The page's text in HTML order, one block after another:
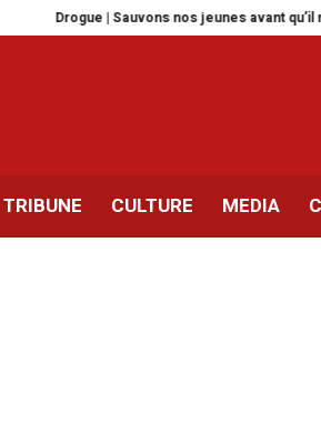
Drogue | Sauvons nos jeunes avant qu’il ne
TRIBUNE CULTURE MEDIA